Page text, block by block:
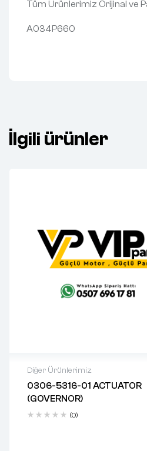
Tüm Ürünlerimiz Orijinal ve
A034P660
İlgili ürünler
Diğer Ürünlerimiz
0306-5316-01 ACTUATOR
(GOVERNOR)
(0)
2 years warranty
Delivery time: 1-2 business days
Free 90 days return